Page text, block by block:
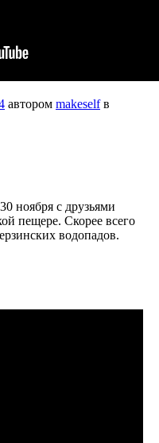
автором makeselfв
ноября с друзьями
пещере. Скорее всего
водопадов.